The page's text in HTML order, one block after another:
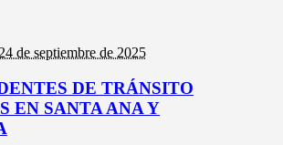
24 de septiembre de 2025
DE TRÁNSITO
EN SANTA ANA Y